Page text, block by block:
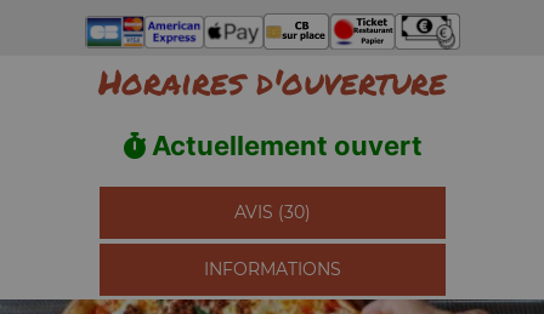
Horaires d'ouverture
Actuellement ouvert
AVIS (30)
INFORMATIONS